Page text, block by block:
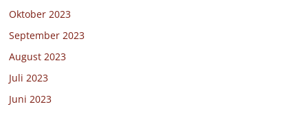
Oktober 2023
September 2023
August 2023
Juli 2023
Juni 2023